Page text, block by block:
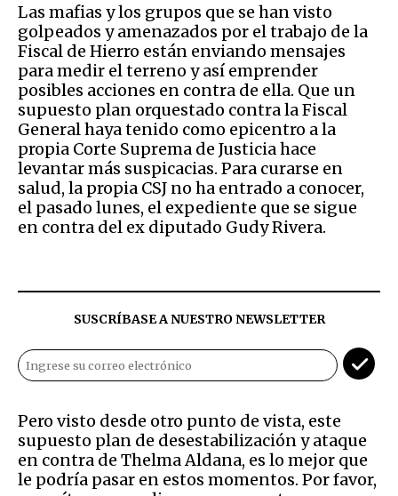
Las mafias y los grupos que se han visto
golpeados y amenazados por el trabajo de la
Fiscal de Hierro están enviando mensajes
para medir el terreno y así emprender
posibles acciones en contra de ella. Que un
supuesto plan orquestado contra la Fiscal
General haya tenido como epicentro a la
propia Corte Suprema de Justicia hace
levantar más suspicacias. Para curarse en
salud, la propia CSJ no ha entrado a conocer,
el pasado lunes, el expediente que se sigue
en contra del ex diputado Gudy Rivera.
SUSCRÍBASE A NUESTRO NEWSLETTER
Pero visto desde otro punto de vista, este
supuesto plan de desestabilización y ataque
en contra de Thelma Aldana, es lo mejor que
le podría pasar en estos momentos. Por favor,